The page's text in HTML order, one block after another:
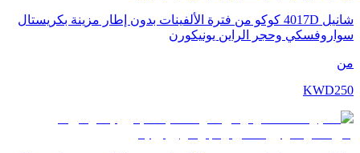
شانيل 4017D كوكو من فترة الألفينات بدون إطار مزينة بكريستال
سواروفسكي وحجر الراين يونيكورن
من
KWD250